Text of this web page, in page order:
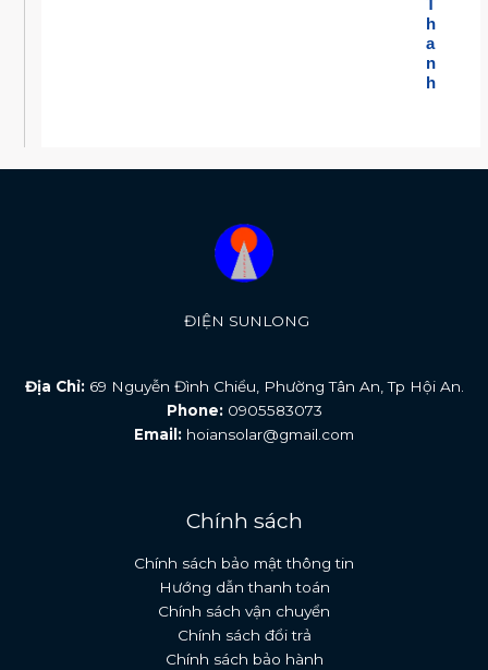
h
a
n
h
ĐIỆN SUNLONG
Địa Chỉ:69 Nguyễn Đình Chiểu, Phường Tân An, Tp Hội An.
Phone:0905583073
Email: hoiansolar@gmail.com
Chính sách
Chính sách bảo mật thông tin
Hướng dẫn thanh toán
Chính sách vận chuyển
Chính sách đổi trả
Chính sách bảo hành